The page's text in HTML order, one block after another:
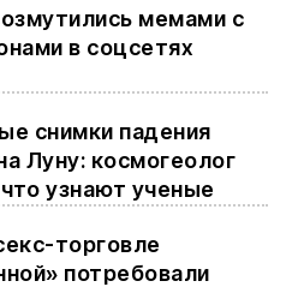
мемами с
в соцсетях
снимки падения
Луну: космогеолог
узнают ученые
торговле
потребовали